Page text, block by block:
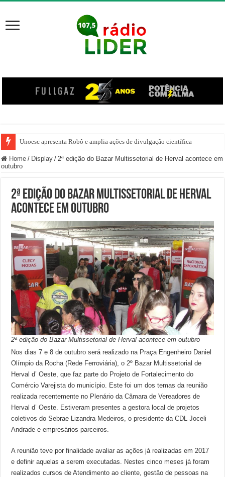
Unoesc apresenta Robô e amplia ações de divulgação científica
Família venezuelana percorre mais de 100 km, paga aluguel adiantado e
Home / Display / 2ª edição do Bazar Multissetorial de Herval acontece em
outubro
2ª edição do Bazar Multissetorial de Herval
acontece em outubro
2ª edição do Bazar Multissetorial de Herval acontece em outubro
Nos dias 7 e 8 de outubro será realizado na Praça Engenheiro Daniel
Olímpio da Rocha (Rede Ferroviária), o 2º Bazar Multissetorial de
Herval d’ Oeste, que faz parte do Projeto de Fortalecimento do
Comércio Varejista do município. Este foi um dos temas da reunião
realizada recentemente no Plenário da Câmara de Vereadores de
Herval d’ Oeste. Estiveram presentes a gestora local de projetos
coletivos do Sebrae Lizandra Medeiros, o presidente da CDL Joceli
Andrade e empresários parceiros.
A reunião teve por finalidade avaliar as ações já realizadas em 2017
e definir aquelas a serem executadas. Nestes cinco meses já foram
realizados cursos de Atendimento ao cliente, gestão de pessoas na